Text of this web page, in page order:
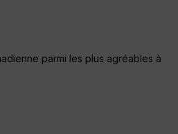
parmi les plus agréables à